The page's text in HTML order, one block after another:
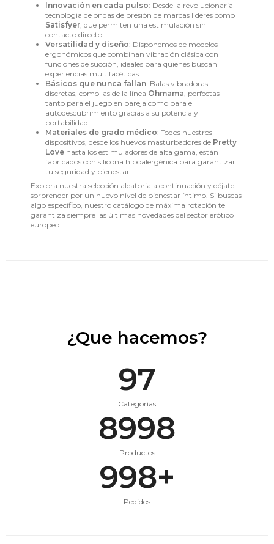
Innovación en cada pulso: Desde la revolucionaria
tecnología de ondas de presión de marcas líderes como
Satisfyer, que permiten una estimulación sin
contacto directo.
Versatilidad y diseño: Disponemos de modelos
ergonómicos que combinan vibración clásica con
funciones de succión, ideales para quienes buscan
experiencias multifacéticas.
Básicos que nunca fallan: Balas vibradoras
discretas, como las de la línea Ohmama, perfectas
tanto para el juego en pareja como para el
autodescubrimiento gracias a su potencia y
portabilidad.
Materiales de grado médico: Todos nuestros
dispositivos, desde los huevos masturbadores de Pretty
Love hasta los estimuladores de alta gama, están
fabricados con silicona hipoalergénica para garantizar
tu seguridad y bienestar.
Explora nuestra selección aleatoria a continuación y déjate
sorprender por un nuevo nivel de bienestar íntimo. Si buscas
algo específico, nuestro catálogo de máxima rotación te
garantiza siempre las últimas novedades del sector erótico
europeo.
¿Que hacemos?
98
Categorías
9000
Productos
999+
Pedidos